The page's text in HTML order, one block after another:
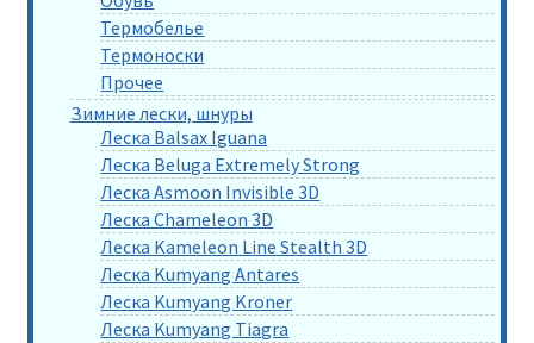
Термобелье
Термоноски
Прочее
Зимние лески, шнуры
Леска Balsax Iguana
Леска Beluga Extremely Strong
Леска Asmoon Invisible 3D
Леска Chameleon 3D
Леска Kameleon Line Stealth 3D
Леска Kumyang Antares
Леска Kumyang Kroner
Леска Kumyang Tiagra